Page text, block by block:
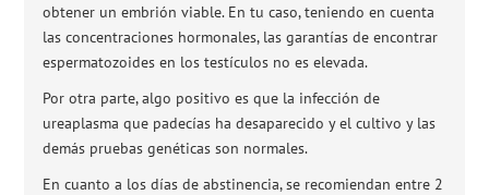
obtener un embrión viable. En tu caso, teniendo en cuenta
las concentraciones hormonales, las garantías de encontrar
espermatozoides en los testículos no es elevada.
Por otra parte, algo positivo es que la infección de
ureaplasma que padecías ha desaparecido y el cultivo y las
demás pruebas genéticas son normales.
En cuanto a los días de abstinencia, se recomiendan entre 2